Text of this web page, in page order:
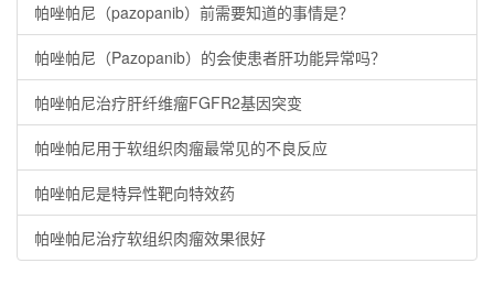
帕唑帕尼（pazopanib）前需要知道的事情是？
帕唑帕尼（Pazopanib）的会使患者肝功能异常吗？
帕唑帕尼治疗肝纤维瘤FGFR2基因突变
帕唑帕尼用于软组织肉瘤最常见的不良反应
帕唑帕尼是特异性靶向特效药
帕唑帕尼治疗软组织肉瘤效果很好